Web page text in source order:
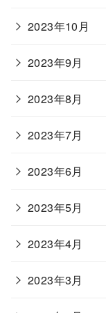
2023年10月
2023年9月
2023年8月
2023年7月
2023年6月
2023年5月
2023年4月
2023年3月